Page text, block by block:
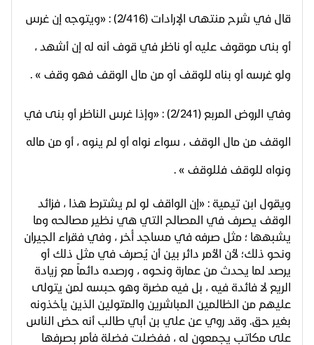
قال في شرح منتهى الإرادات (2/416) : «ويتوجه إن غرس
أو بنى موقوف عليه أو ناظر في قوف أنه له إن أشهد ،
ولو غرسه أو بناه للوقف أو من مال الوقف فهو وقف » .
وفي الروض المربع (2/241) : «وإذا غرس الناظر أو بنى في
الوقف من مال الوقف ، سواء نواه أو لم ينوه ، أو من ماله
ونواه للوقف فللوقف » .
ويقول ابن تيمية : «إن الواقف لو لم يشترط هذا ، فزائد
الوقف يصرف في المصالح التي هي نظير مصالحه وما
يشبهها ؛ مثل صرفه في مساجد أُخر ، وفي فقراء الجيران
ونحو ذلك؛ لأن الأمر دائر بين أن يُصرف في مثل ذلك أو
يرصد لما يحدث من عمارة ونحوه ، ورصده دائماً مع زيادة
الريع لا فائدة فيه ، بل فيه مضرة وهو حبسه لمن يتولى
عليهم من الظالمين المباشرين والمتولين الذين يأخذونه
بغير حق. وقد روي عن علي بن أبي طالب أنه حض الناس
على مكاتب يجمعون له ، ففضلت فضلة فأمر بصرفها